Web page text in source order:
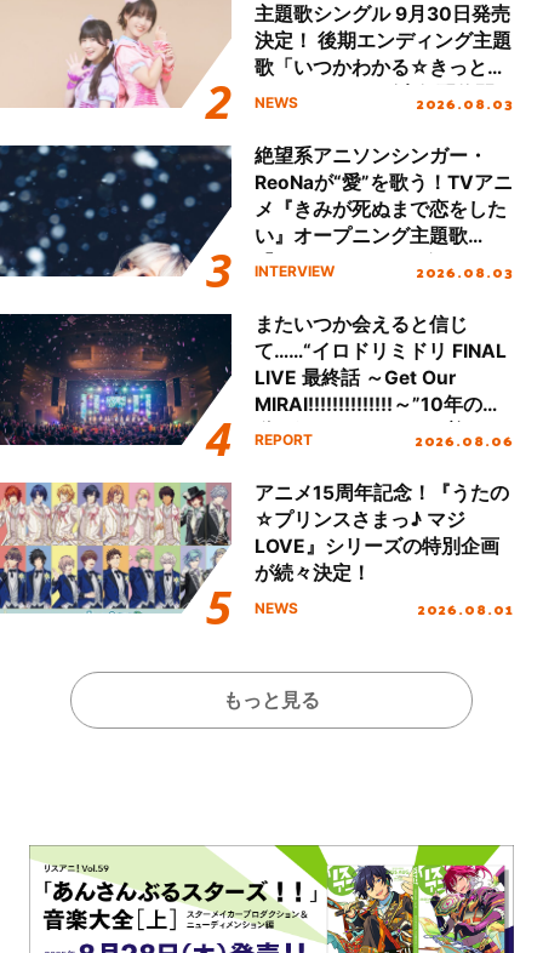
主題歌シングル 9月30日発売
決定！ 後期エンディング主題
歌「いつかわかる☆きっとあ
える」TVサイズ先行配信開
NEWS 2026.08.03
絶望系アニソンシンガー・
ReoNaが“愛”を歌う！TVアニ
メ『きみが死ぬまで恋をした
い』オープニング主題歌
「Amore」インタビュー
INTERVIEW 2026.08.03
またいつか会えると信じ
て……“イロドリミドリ FINAL
LIVE 最終話 ～Get Our
MIRAI!!!!!!!!!!!!!!～”10年の活
動を経てファイナルを迎える
REPORT 2026.08.06
アニメ15周年記念！『うたの
☆プリンスさまっ♪ マジ
LOVE』シリーズの特別企画
が続々決定！
NEWS 2026.08.01
もっと見る